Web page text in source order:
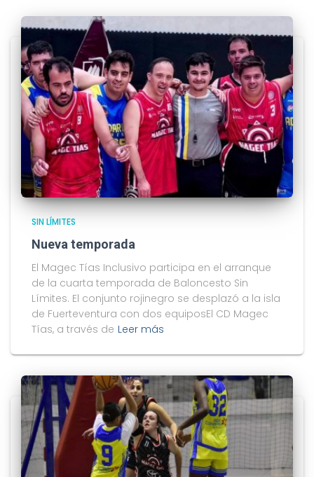
SIN LÍMITES
Nueva temporada
El Magec Tías Inclusivo participa en el arranque
de la cuarta temporada de Baloncesto Sin
Límites. El conjunto rojinegro se desplazó a la isla
de Fuerteventura con dos equiposEl CD Magec
Tías, a través de Leer más